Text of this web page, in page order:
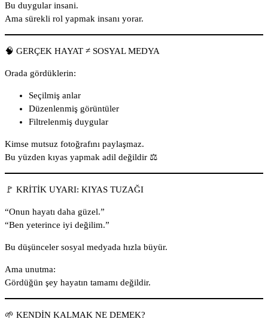
Bu duygular insani.
Ama sürekli rol yapmak insanı yorar.
🧠 GERÇEK HAYAT ≠ SOSYAL MEDYA
Orada gördüklerin:
Seçilmiş anlar
Düzenlenmiş görüntüler
Filtrelenmiş duygular
Kimse mutsuz fotoğrafını paylaşmaz.
Bu yüzden kıyas yapmak adil değildir ⚖️
🚩 KRİTİK UYARI: KIYAS TUZAĞI
“Onun hayatı daha güzel.”
“Ben yeterince iyi değilim.”
Bu düşünceler sosyal medyada hızla büyür.
Ama unutma:
Gördüğün şey hayatın tamamı değildir.
🌱 KENDİN KALMAK NE DEMEK?